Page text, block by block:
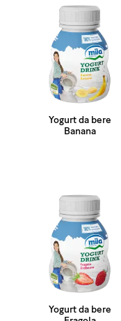
Yogurt da bere
Banana
Yogurt da bere